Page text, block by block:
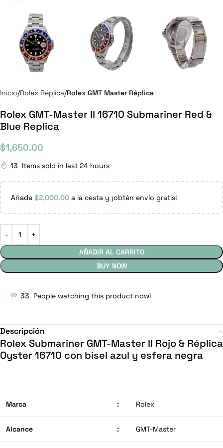
Inicio Rolex Réplica Rolex GMT Master Réplica
Rolex GMT-Master II 16710 Submariner Red &
Blue Replica
$1,650.00
13 Items sold in last 24 hours
Añade $2,000.00 a la cesta y ¡obtén envío gratis!
AÑADIR AL CARRITO
BUY NOW
33 People watching this product now!
Descripción
Rolex Submariner GMT-Master II Rojo & Réplica
Oyster 16710 con bisel azul y esfera negra
Marca : Rolex
Alcance : GMT-Master